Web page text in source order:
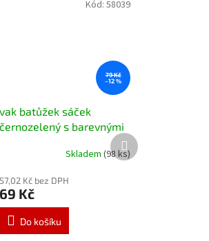
79 Kč
–12 %
vak batůžek sáček
černozelený s barevnými
Skladem (98 ks)
57,02 Kč bez DPH
69 Kč
Do košíku
Kód: 58039
Další
produkt